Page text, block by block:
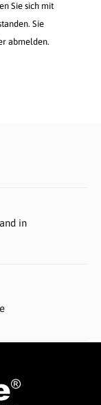
Sie sich mit
Sie
abmelden.
in